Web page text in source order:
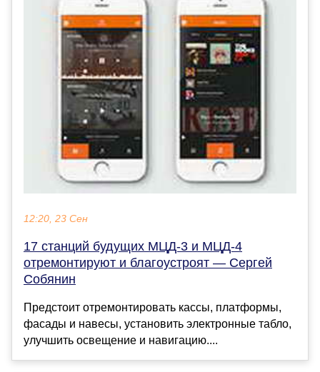
12:20, 23 Сен
17 станций будущих МЦД-3 и МЦД-4
отремонтируют и благоустроят — Сергей
Собянин
Предстоит отремонтировать кассы, платформы,
фасады и навесы, установить электронные табло,
улучшить освещение и навигацию....